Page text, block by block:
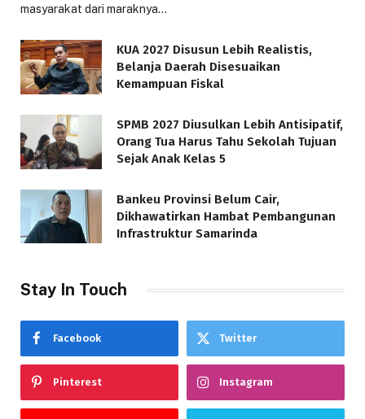
masyarakat dari maraknya…
KUA 2027 Disusun Lebih Realistis,
Belanja Daerah Disesuaikan
Kemampuan Fiskal
SPMB 2027 Diusulkan Lebih Antisipatif,
Orang Tua Harus Tahu Sekolah Tujuan
Sejak Anak Kelas 5
Bankeu Provinsi Belum Cair,
Dikhawatirkan Hambat Pembangunan
Infrastruktur Samarinda
Stay In Touch
Facebook Twitter
Pinterest Instagram